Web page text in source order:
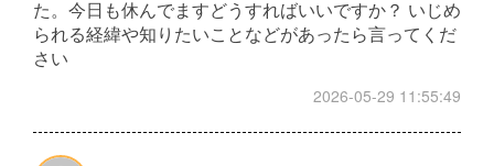
た。今日も休んでますどうすればいいですか？ いじめ
られる経緯や知りたいことなどがあったら言ってくだ
さい
2026-05-29 11:55:49